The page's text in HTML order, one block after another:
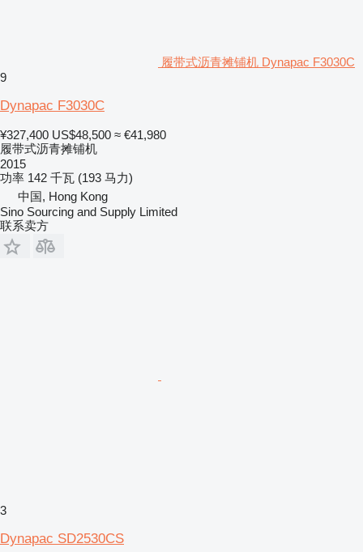
履带式沥青摊铺机 Dynapac F3030C
9
Dynapac F3030C
¥327,400 US$48,500 ≈ €41,980
履带式沥青摊铺机
2015
功率 142 千瓦 (193 马力)
中国, Hong Kong
Sino Sourcing and Supply Limited
联系卖方
3
Dynapac SD2530CS